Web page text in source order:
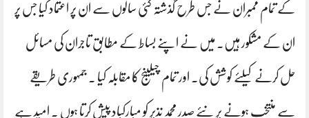
کے تمام ممبران نے جس طرح گذشتہ کئی سالوں سے ان پر اعتماد کیا جس پر
ان کے مشکور ہیں۔ میں نے اپنے بساط کے مطابق تاجران کی مسائل
حل کرنے کیلئے کوشش کی۔ اور تمام چیلینج کا مقابلہ کیا ۔ جمہوری طریقے
سے منتخب ہونے پر نئے صدر محمد نذیر کو مبارکباد پیش کرتا ہوں ۔ امید ہے